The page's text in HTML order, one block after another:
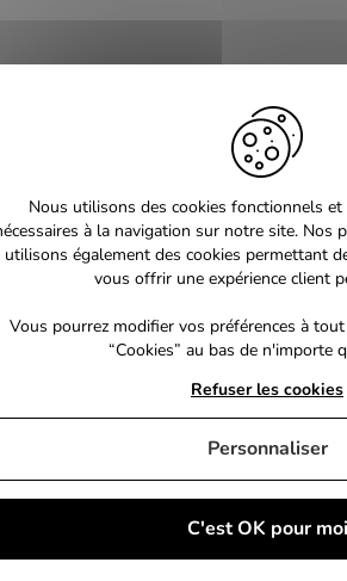
Nous utilisons des cookies fonctionnels et
à la navigation sur notre site. Nos
utilisons également des cookies permettant
vous offrir une expérience client
Vous pourrez modifier vos préférences à
“Cookies” au bas de n'importe
C'est OK pour moi
Refuser les cookies
Personnaliser